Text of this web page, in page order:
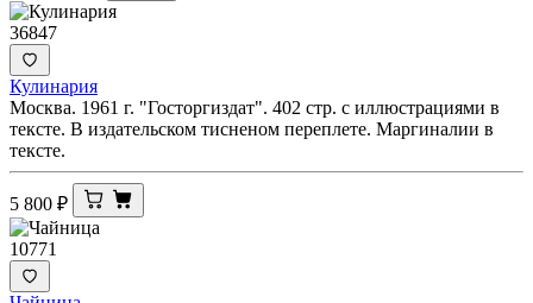
36847
Кулинария
Москва. 1961 г. "Госторгиздат". 402 стр. с иллюстрациями в
тексте. В издательском тисненом переплете. Маргиналии в
тексте.
5 800 ₽
10771